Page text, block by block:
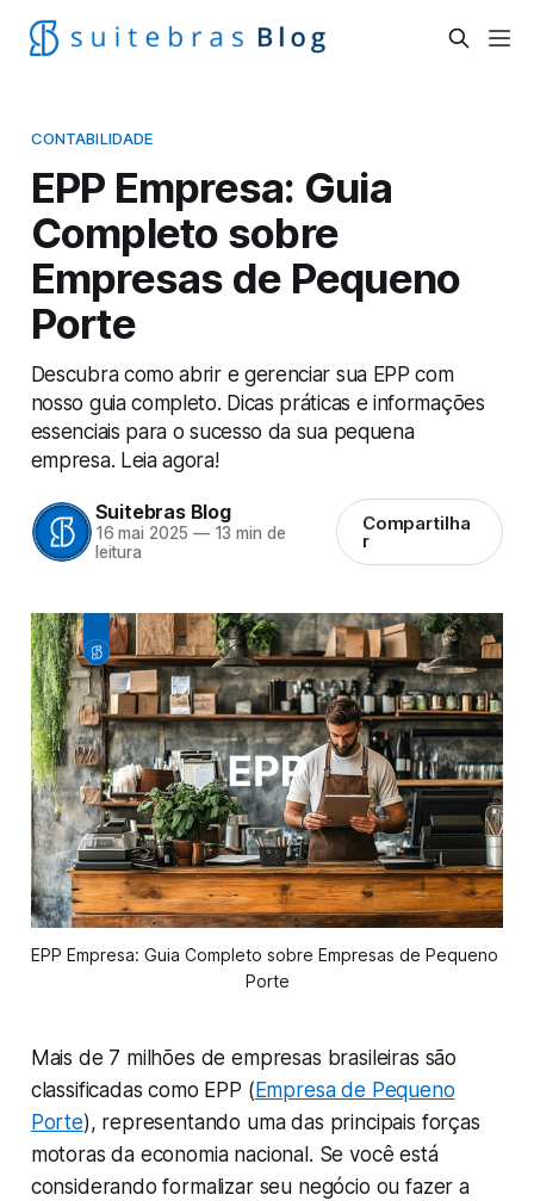
CONTABILIDADE
EPP Empresa: Guia
Completo sobre
Empresas de Pequeno
Porte
Descubra como abrir e gerenciar sua EPP com
nosso guia completo. Dicas práticas e informações
essenciais para o sucesso da sua pequena
empresa. Leia agora!
Suitebras Blog
16 mai 2025 —13 min de
leitura
Compartilha
r
EPP Empresa: Guia Completo sobre Empresas de Pequeno
Porte
Mais de 7 milhões de empresas brasileiras são
classificadas como EPP ( Empresa de Pequeno
Porte), representando uma das principais forças
motoras da economia nacional. Se você está
considerando formalizar seu negócio ou fazer a